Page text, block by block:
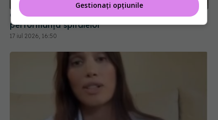
Conf. Horațiu Moldovan, anunț despre
performanța spitalelor
17 iul 2026, 16:50
Gestionați opțiunile